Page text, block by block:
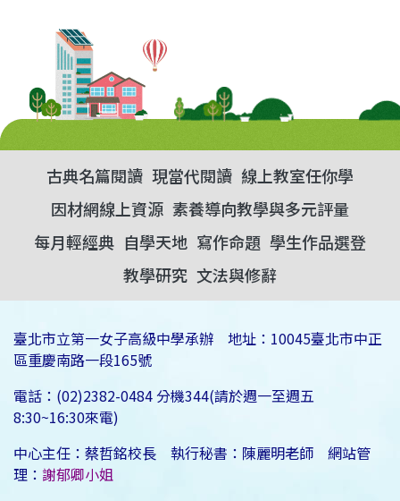
古典名篇閱讀 現當代閱讀 線上教室任你學
因材網線上資源 素養導向教學與多元評量
每月輕經典 自學天地 寫作命題 學生作品選登
教學研究 文法與修辭
臺北市立第一女子高級中學承辦 地址：10045臺北市中正
區重慶南路一段165號
電話：(02)2382-0484 分機344(請於週一至週五
8:30~16:30來電)
中心主任：蔡哲銘校長 執行秘書：陳麗明老師 網站管
理： 謝郁卿小姐